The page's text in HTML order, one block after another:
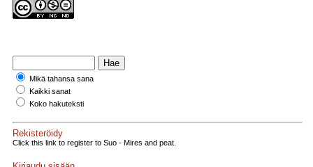
Mikä tahansa sana
Kaikki sanat
Koko hakuteksti
Rekisteröidy
Click this link to register to Suo - Mires and peat.